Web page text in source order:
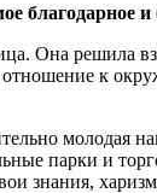
благо­дарное и
Она
к
молодая
парки и
знания,